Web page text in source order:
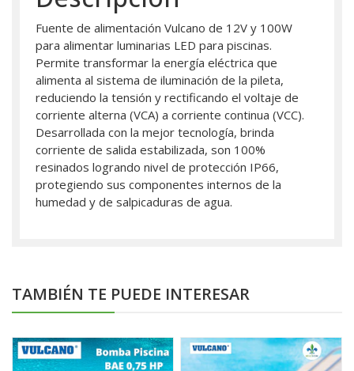
Fuente de alimentación Vulcano de 12V y 100W
para alimentar luminarias LED para piscinas.
Permite transformar la energía eléctrica que
alimenta al sistema de iluminación de la pileta,
reduciendo la tensión y rectificando el voltaje de
corriente alterna (VCA) a corriente continua (VCC).
Desarrollada con la mejor tecnología, brinda
corriente de salida estabilizada, son 100%
resinados logrando nivel de protección IP66,
protegiendo sus componentes internos de la
humedad y de salpicaduras de agua.
TAMBIÉN TE PUEDE INTERESAR